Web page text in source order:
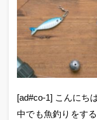
[ad#co-1] こんにち
中でも魚釣りをす